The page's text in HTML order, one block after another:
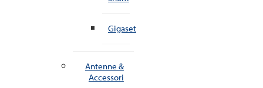
Gigaset
Antenne &
Accessori